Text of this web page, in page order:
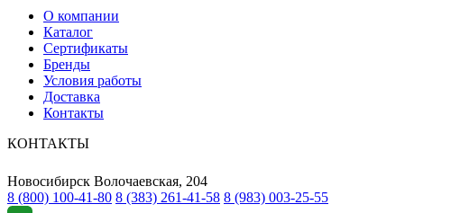
О компании
Каталог
Сертификаты
Бренды
Условия работы
Доставка
Контакты
КОНТАКТЫ
Новосибирск Волочаевская, 204
8 (800) 100-41-80 8 (383) 261-41-58 8 (983) 003-25-55